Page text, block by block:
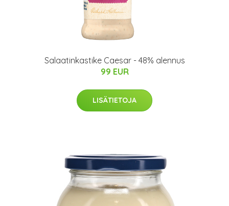
Salaatinkastike Caesar - 48% alennus
99 EUR
LISÄTIETOJA